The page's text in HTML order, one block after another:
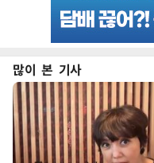
많이 본 기사